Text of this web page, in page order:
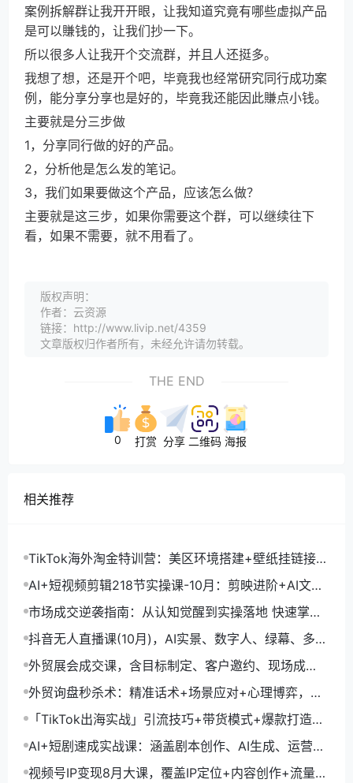
案例拆解群让我开开眼，让我知道究竟有哪些虚拟产品
是可以賺钱的，让我们抄一下。
所以很多人让我开个交流群，并且人还挺多。
我想了想，还是开个吧，毕竟我也经常研究同行成功案
例，能分享分享也是好的，毕竟我还能因此賺点小钱。
主要就是分三步做
1，分享同行做的好的产品。
2，分析他是怎么发的笔记。
3，我们如果要做这个产品，应该怎么做？
主要就是这三步，如果你需要这个群，可以继续往下
看，如果不需要，就不用看了。
版权声明：
作者：云资源
链接：http://www.livip.net/4359
文章版权归作者所有，未经允许请勿转载。
THE END
0 打赏 分享 二维码 海报
相关推荐
TikTok海外淘金特训营：美区环境搭建+壁纸挂链接
+剪映数字人，月入1.5万
AI+短视频剪辑218节实操课-10月：剪映进阶+AI文案
生成+账号运营，月入2万
市场成交逆袭指南：从认知觉醒到实操落地 快速掌握
市场开拓与成交核心能力
抖音无人直播课(10月)，AI实景、数字人、绿幕、多种
玩法、24小时自动盈利
外贸展会成交课，含目标制定、客户邀约、现场成
交，系统化SOP提升参展ROI
外贸询盘秒杀术：精准话术+场景应对+心理博弈，单
月询盘转化率提升200%
「TikTok出海实战」引流技巧+带货模式+爆款打造，
单月变现10万+秘籍
AI+短剧速成实战课：涵盖剧本创作、AI生成、运营变
现，单部剧收益破万
视频号IP变现8月大课，覆盖IP定位+内容创作+流量获